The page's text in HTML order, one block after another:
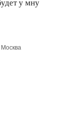
у мну
Москва